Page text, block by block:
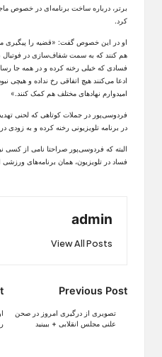
برتر، درباره ساخت برنامه‌ای در خصوص
کرد.
او در این خصوص گفت: «قضیه را پیگیری
هم کنند که به سمت شفاف‌سازی در فوتبال
فسادی که خیلی رخنه کرده و در همه جا
ادعا می‌کنند هیچ اتفاقی رخ نداده و هیچی
امیدوارم نهادهای مختلف هم کمک کنند.»
فردوسی‌پور در جملات کوتاهی که لحنی
در برنامه تلویزیونی رخنه کرده و به زودی
البته که فردوسی‌پور صراحتا نامی از کسی
فساد در تلویزیون، همان برنامه‌های
admin
View All Posts
Post
navigation
Previous Post
تصویری از درگیری امروز در صحن
علنی مجلس انقلابی + ببینید